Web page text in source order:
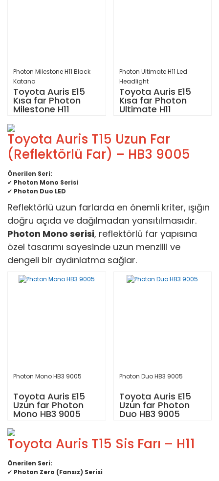
Photon Milestone H11 Black
Katana
Toyota Auris E15
Kısa far Photon
Milestone H11
Photon Ultimate H11 Led
Headlight
Toyota Auris E15
Kısa far Photon
Ultimate H11
Toyota Auris T15 Uzun Far
(Reflektörlü Far) – HB3 9005
Önerilen Seri:
✔ Photon Mono Serisi
✔ Photon Duo LED
Reflektörlü uzun farlarda en önemli kriter, ışığın
doğru açıda ve dağılmadan yansıtılmasıdır.
Photon Mono serisi, reflektörlü far yapısına
özel tasarımı sayesinde uzun menzilli ve
dengeli bir aydınlatma sağlar.
Photon Mono HB3 9005
Toyota Auris E15
Uzun far Photon
Mono HB3 9005
Photon Duo HB3 9005
Toyota Auris E15
Uzun far Photon
Duo HB3 9005
Toyota Auris T15 Sis Farı – H11
Önerilen Seri:
✔ Photon Zero (Fansız) Serisi